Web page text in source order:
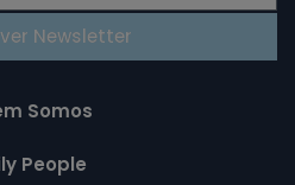
Newsletter
Somos
People